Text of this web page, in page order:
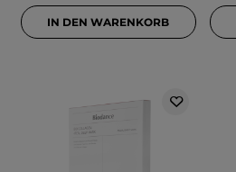
IN DEN WARENKORB